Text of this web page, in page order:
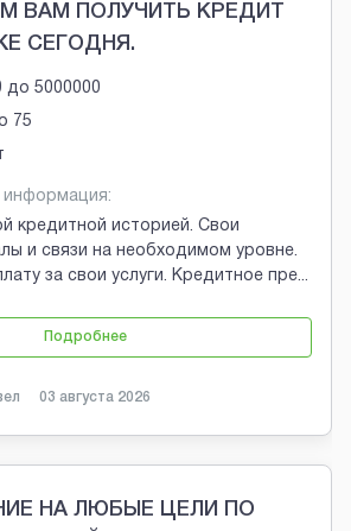
ВАМ ПОЛУЧИТЬ КРЕДИТ
СЕГОДНЯ.
до 5000000
75
информация:
кредитной историей. Свои
и связи на необходимом уровне.
за свои услуги. Кредитное пре...
Подробнее
03 августа 2026
НА ЛЮБЫЕ ЦЕЛИ ПО